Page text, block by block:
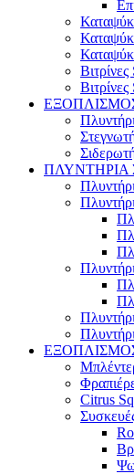
ΠΛΥΝΤΗΡΙΑ
Citrus